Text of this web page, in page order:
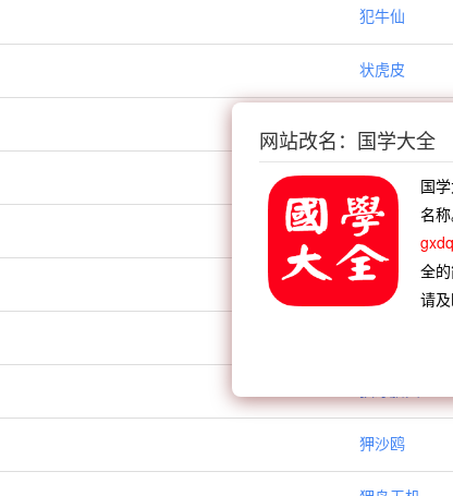
犯牛仙
状虎皮
狂奴如故
狂斐
狂监
狎沙鸥
网站改名：国学大全
国
名称
全
请